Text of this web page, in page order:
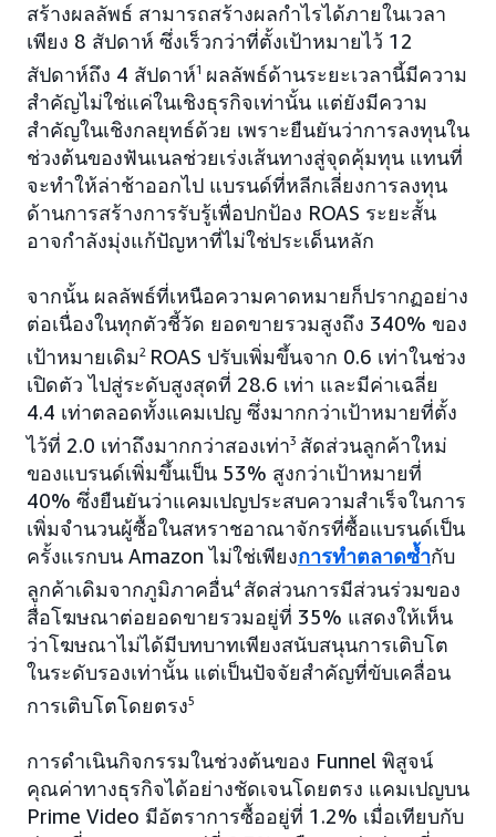
สร้างผลลัพธ์ สามารถสร้างผลกำไรได้ภายในเวลา
เพียง 8 สัปดาห์ ซึ่งเร็วกว่าที่ตั้งเป้าหมายไว้ 12
สัปดาห์ถึง 4 สัปดาห์1 ผลลัพธ์ด้านระยะเวลานี้มีความ
สำคัญไม่ใช่แค่ในเชิงธุรกิจเท่านั้น แต่ยังมีความ
สำคัญในเชิงกลยุทธ์ด้วย เพราะยืนยันว่าการลงทุนใน
ช่วงต้นของฟันเนลช่วยเร่งเส้นทางสู่จุดคุ้มทุน แทนที่
จะทำให้ล่าช้าออกไป แบรนด์ที่หลีกเลี่ยงการลงทุน
ด้านการสร้างการรับรู้เพื่อปกป้อง ROAS ระยะสั้น
อาจกำลังมุ่งแก้ปัญหาที่ไม่ใช่ประเด็นหลัก
จากนั้น ผลลัพธ์ที่เหนือความคาดหมายก็ปรากฏอย่าง
ต่อเนื่องในทุกตัวชี้วัด ยอดขายรวมสูงถึง 340% ของ
เป้าหมายเดิม2 ROAS ปรับเพิ่มขึ้นจาก 0.6 เท่าในช่วง
เปิดตัว ไปสู่ระดับสูงสุดที่ 28.6 เท่า และมีค่าเฉลี่ย
4.4 เท่าตลอดทั้งแคมเปญ ซึ่งมากกว่าเป้าหมายที่ตั้ง
ไว้ที่ 2.0 เท่าถึงมากกว่าสองเท่า3 สัดส่วนลูกค้าใหม่
ของแบรนด์เพิ่มขึ้นเป็น 53% สูงกว่าเป้าหมายที่
40% ซึ่งยืนยันว่าแคมเปญประสบความสำเร็จในการ
เพิ่มจำนวนผู้ซื้อในสหราชอาณาจักรที่ซื้อแบรนด์เป็น
ครั้งแรกบน Amazon ไม่ใช่เพียงการทำตลาดซ้ำกับ
ลูกค้าเดิมจากภูมิภาคอื่น4 สัดส่วนการมีส่วนร่วมของ
สื่อโฆษณาต่อยอดขายรวมอยู่ที่ 35% แสดงให้เห็น
ว่าโฆษณาไม่ได้มีบทบาทเพียงสนับสนุนการเติบโต
ในระดับรองเท่านั้น แต่เป็นปัจจัยสำคัญที่ขับเคลื่อน
การเติบโตโดยตรง5
การดำเนินกิจกรรมในช่วงต้นของ Funnel พิสูจน์
คุณค่าทางธุรกิจได้อย่างชัดเจนโดยตรง แคมเปญบน
Prime Video มีอัตราการซื้ออยู่ที่ 1.2% เมื่อเทียบกับ